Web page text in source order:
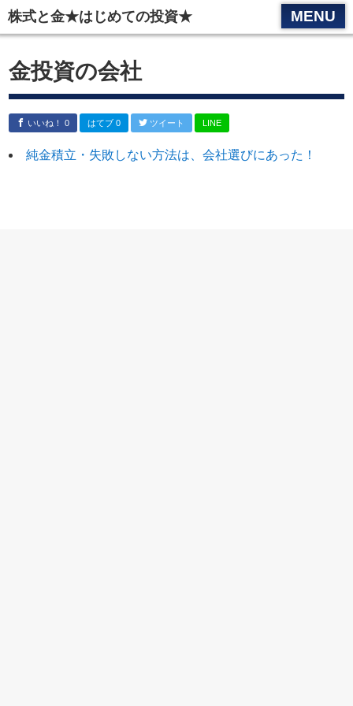
株式と金★はじめての投資★ MENU
スマホメニュータイトル２
運営者情報
金投資の会社
いいね！ 0 はてブ 0 ツイート LINE
純金積立・失敗しない方法は、会社選びにあった！